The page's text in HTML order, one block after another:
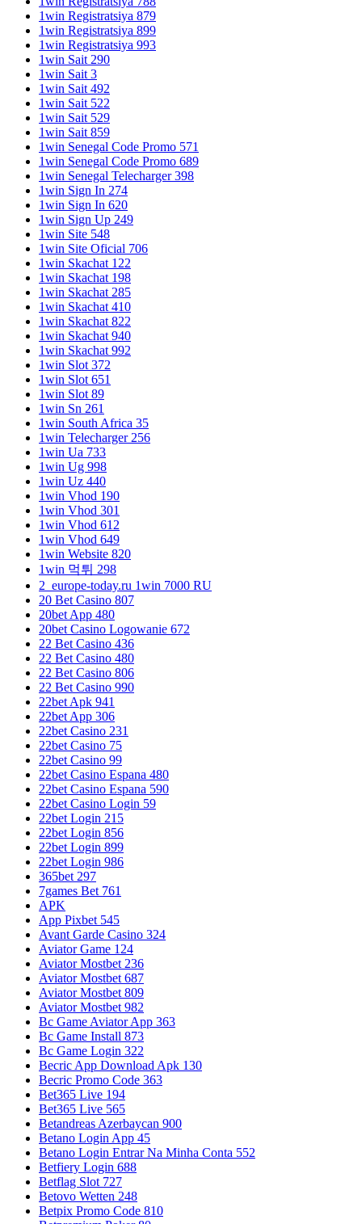
1win Registratsiya 879
1win Registratsiya 899
1win Registratsiya 993
1win Sait 290
1win Sait 3
1win Sait 492
1win Sait 522
1win Sait 529
1win Sait 859
1win Senegal Code Promo 571
1win Senegal Code Promo 689
1win Senegal Telecharger 398
1win Sign In 274
1win Sign In 620
1win Sign Up 249
1win Site 548
1win Site Oficial 706
1win Skachat 122
1win Skachat 198
1win Skachat 285
1win Skachat 410
1win Skachat 822
1win Skachat 940
1win Skachat 992
1win Slot 372
1win Slot 651
1win Slot 89
1win Sn 261
1win South Africa 35
1win Telecharger 256
1win Ua 733
1win Ug 998
1win Uz 440
1win Vhod 190
1win Vhod 301
1win Vhod 612
1win Vhod 649
1win Website 820
1win 먹튀 298
2_europe-today.ru 1win 7000 RU
20 Bet Casino 807
20bet App 480
20bet Casino Logowanie 672
22 Bet Casino 436
22 Bet Casino 480
22 Bet Casino 806
22 Bet Casino 990
22bet Apk 941
22bet App 306
22bet Casino 231
22bet Casino 75
22bet Casino 99
22bet Casino Espana 480
22bet Casino Espana 590
22bet Casino Login 59
22bet Login 215
22bet Login 856
22bet Login 899
22bet Login 986
365bet 297
7games Bet 761
APK
App Pixbet 545
Avant Garde Casino 324
Aviator Game 124
Aviator Mostbet 236
Aviator Mostbet 687
Aviator Mostbet 809
Aviator Mostbet 982
Bc Game Aviator App 363
Bc Game Install 873
Bc Game Login 322
Becric App Download Apk 130
Becric Promo Code 363
Bet365 Live 194
Bet365 Live 565
Betandreas Azerbaycan 900
Betano Login App 45
Betano Login Entrar Na Minha Conta 552
Betfiery Login 688
Betflag Slot 727
Betovo Wetten 248
Betpix Promo Code 810